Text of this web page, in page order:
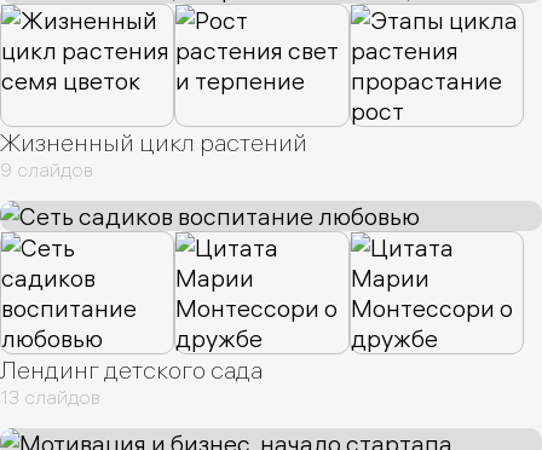
Жизненный цикл растений
9 слайдов
Лендинг детского сада
13 слайдов